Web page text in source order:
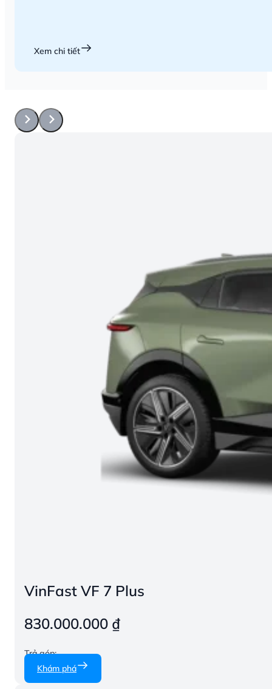
Xem chi tiết
VinFast VF 7 Plus
830.000.000 ₫
Trả góp:
Khám phá